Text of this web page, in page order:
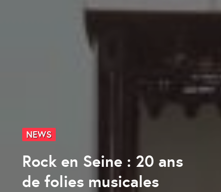
NEWS
Rock en Seine : 20 ans
de folies musicales